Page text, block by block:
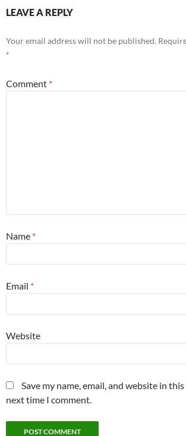
LEAVE A REPLY
Your email address will not be published.
*
Comment *
Name *
Email *
Website
Save my name, email, and website in
next time I comment.